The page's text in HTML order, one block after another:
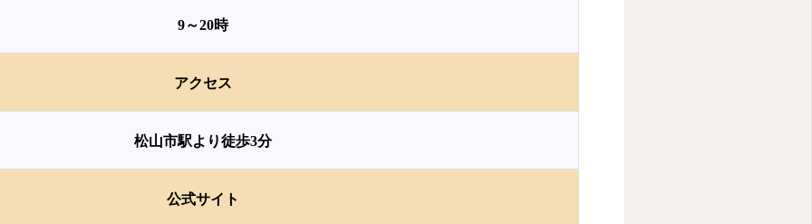
9～20時
アクセス
松山市駅より徒歩3分
公式サイト